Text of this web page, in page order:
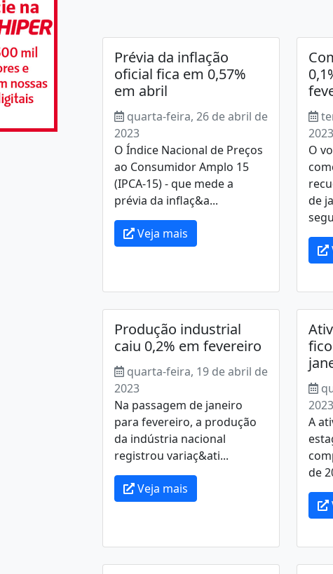
Prévia da inflação
oficial fica em 0,57%
em abril
quarta-feira, 26 de abril de
2023
O Índice Nacional de Preços
ao Consumidor Amplo 15
(IPCA-15) - que mede a
prévia da inflaç&a...
Veja mais
2023
O
de
Produção industrial
caiu 0,2% em fevereiro
quarta-feira, 19 de abril de
2023
Na passagem de janeiro
para fevereiro, a produção
da indústria nacional
registrou variaç&ati...
Veja mais
2023
A
de